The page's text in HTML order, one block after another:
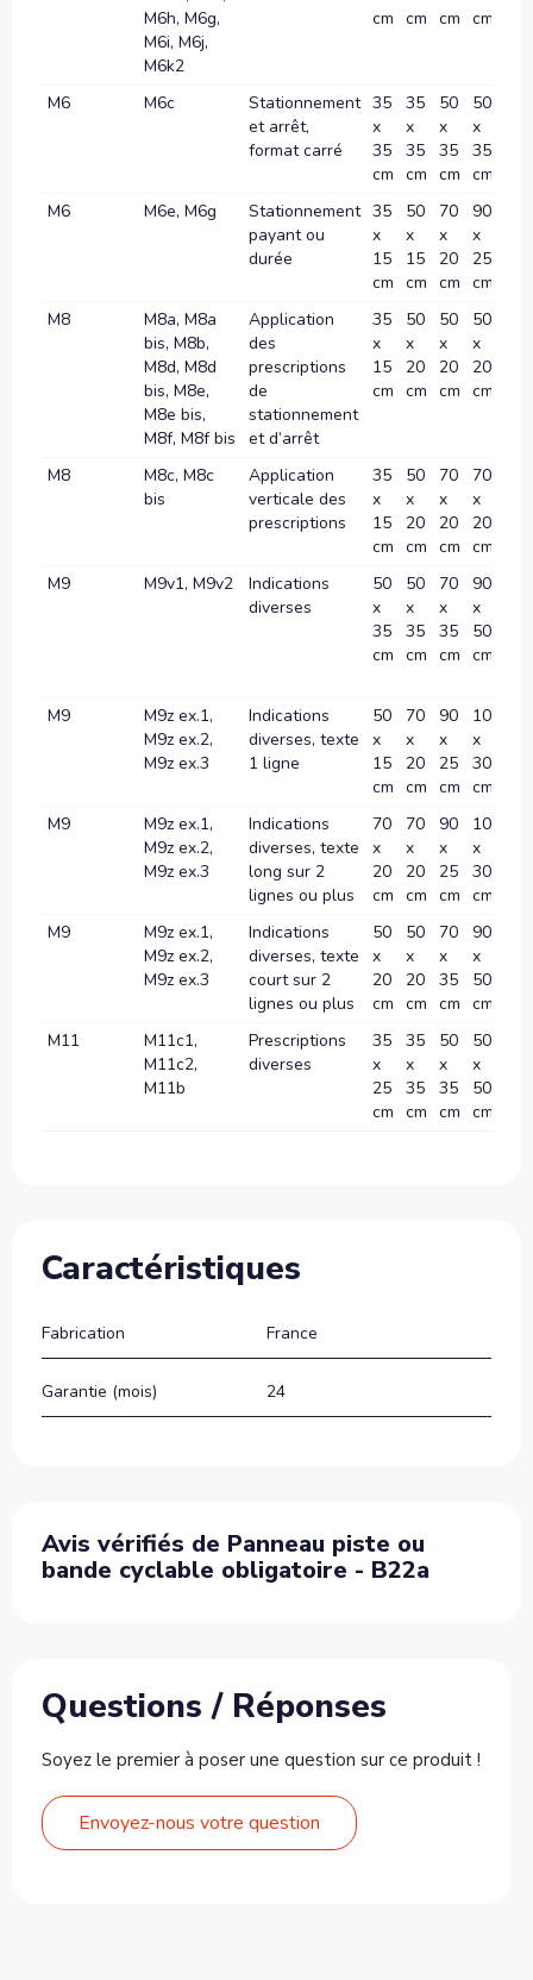
M6h, M6g,
M6i, M6j,
M6k2
cm cm cm cm
M6 M6c
Stationnement
et arrêt,
format carré
35
x
35
cm
35
x
35
cm
50
x
35
cm
50
x
35
cm
M6 M6e, M6g
Stationnement
payant ou
durée
35
x
15
cm
50
x
15
cm
70
x
20
cm
90
x
25
cm
M8
M8a, M8a
bis, M8b,
M8d, M8d
bis, M8e,
M8e bis,
M8f, M8f bis
Application
des
prescriptions
de
stationnement
et d’arrêt
35
x
15
cm
50
x
20
cm
50
x
20
cm
50
x
20
cm
M8
M8c, M8c
bis
Application
verticale des
prescriptions
35
x
15
cm
50
x
20
cm
70
x
20
cm
70
x
20
cm
M9 M9v1, M9v2
Indications
diverses
50
x
35
cm
50
x
35
cm
70
x
35
cm
90
x
50
cm
M9
M9z ex.1,
M9z ex.2,
M9z ex.3
Indications
diverses, texte
1 ligne
50
x
15
cm
70
x
20
cm
90
x
25
cm
100
x
30
cm
M9
M9z ex.1,
M9z ex.2,
M9z ex.3
Indications
diverses, texte
long sur 2
lignes ou plus
70
x
20
cm
70
x
20
cm
90
x
25
cm
100
x
30
cm
M9
M9z ex.1,
M9z ex.2,
M9z ex.3
Indications
diverses, texte
court sur 2
lignes ou plus
50
x
20
cm
50
x
20
cm
70
x
35
cm
90
x
50
cm
M11
M11c1,
M11c2,
M11b
Prescriptions
diverses
35
x
25
cm
35
x
35
cm
50
x
35
cm
50
x
50
cm
Caractéristiques
Fabrication France
Garantie (mois) 24
Avis vérifiés de Panneau piste ou
bande cyclable obligatoire - B22a
Questions / Réponses
Soyez le premier à poser une question sur ce produit !
Envoyez-nous votre question